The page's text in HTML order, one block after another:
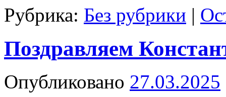
Рубрика: Без рубрики |
Поздравляем
Опубликовано 27.03.2025